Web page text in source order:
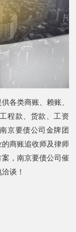
各类商账、赖账、
程款、货款、工资
京要债公司金牌团
商账追收师及律师
，南京要债公司催
谈！